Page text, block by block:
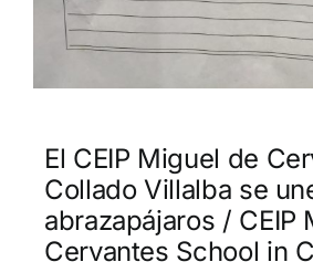
El CEIP Miguel de
Collado Villalba se
abrazapájaros / CEIP
Cervantes School in